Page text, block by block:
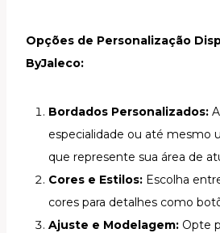
Opções de Personalização
ByJaleco:
Bordados Personalizados:
especialidade ou até mesmo
que represente sua área de
Cores e Estilos: Escolha
cores para detalhes como
Ajuste e Modelagem: Opte